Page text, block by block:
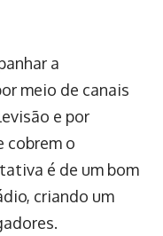
a
meio de canais
e por
cobrem o
é de um bom
criando um